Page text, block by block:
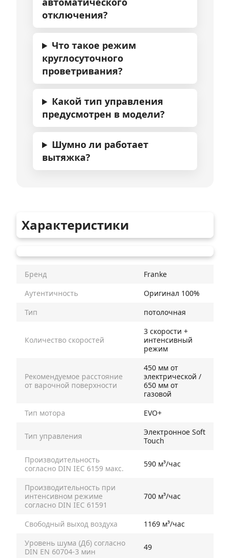
отключения?
Что такое режим
круглосуточного
проветривания?
Какой тип управления
предусмотрен в модели?
Шумно ли работает
вытяжка?
Характеристики
Бренд
Franke
Аутентичность
Оригинал 100%
Тип
потолочная
Количество скоростей
3 скорости +
интенсивный
режим
Рекомендуемое расстояние
от варочной поверхности
450 мм от
электрической /
650 мм от
газовой
Тип мотора
EVO+
Тип управления
Электронное Soft
Touch
Производительность
согласно DIN IEC 6159 макс.
590 м³/час
Производительность при
интенсивном режиме
согласно DIN IEC 61591
700 м³/час
Свободный выход воздуха
1169 м³/час
Уровень шума (Дб) согласно
DIN EN 60704-3 мин
49